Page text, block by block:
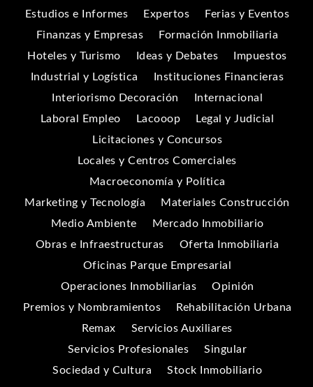
Estudios e Informes
Expertos
Ferias y Eventos
Finanzas y Empresas
Formación Inmobiliaria
Hoteles y Turismo
Ideas y Debates
Impuestos
Industrial y Logística
Instituciones Financieras
Interiorismo Decoración
Internacional
Laboral Empleo
Lacooop
Legal y Judicial
Licitaciones y Concursos
Locales y Centros Comerciales
Macroeconomía y Política
Marketing y Tecnología
Materiales Construcción
Medio Ambiente
Mercado Inmobiliario
Obras e Infraestructuras
Oferta Inmobiliaria
Oficinas Parque Empresarial
Operaciones Inmobiliarias
Opinión
Premios y Nombramientos
Rehabilitación Urbana
Remax
Servicios Auxiliares
Servicios Profesionales
Singular
Sociedad y Cultura
Stock Inmobiliario